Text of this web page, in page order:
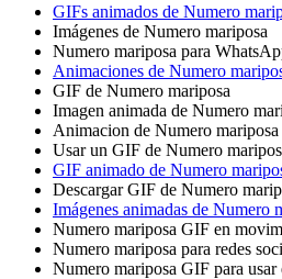
GIFs animados de Numero
Imágenes de Numero mariposa
Numero mariposa para
Animaciones de Numero
GIF de Numero mariposa
Imagen animada de Numero
Animacion de Numero mariposa
Usar un GIF de Numero
GIF animado de Numero
Descargar GIF de Numero
Imágenes animadas de Numero
Numero mariposa GIF en
Numero mariposa para redes
Numero mariposa GIF para usar